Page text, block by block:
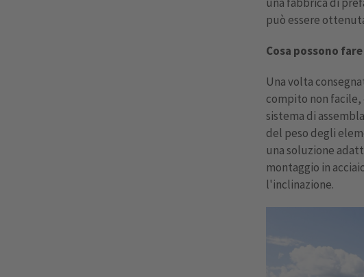
può essere
Cosa possono
Una volta
compito non
sistema di
del peso degli
una soluzione
montaggio in
l'inclinazione.